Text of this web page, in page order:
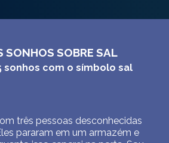
SONHOS SOBRE SAL
sonhos com o símbolo sal
três pessoas desconhecidas
pararam em um armazém e